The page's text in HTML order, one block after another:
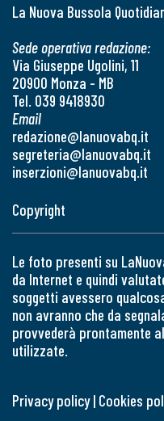
La Nuova Bussola
Sede operativa redazione:
Via Giuseppe Ugolini, 11
20900 Monza - MB
Tel. 039 9418930
Email
redazione@lanuovabq.it
segreteria@lanuovabq.it
inserzioni@lanuovabq.it
Copyright
Le foto presenti su
da Internet e quindi
soggetti avessero
non avranno che da
provvederà prontamente
utilizzate.
Privacy policy| Cookies